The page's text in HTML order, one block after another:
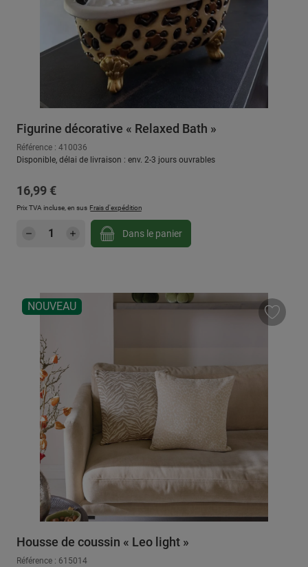
Figurine décorative « Relaxed Bath »
Référence : 410036
Disponible, délai de livraison : env. 2-3 jours ouvrables
Prix régulier :
16,99 €
Prix TVA incluse, en sus Frais d'expédition
Quantité de produit : Entrez la quantité
Dans le panier
NOUVEAU
Housse de coussin « Leo light »
Référence : 615014